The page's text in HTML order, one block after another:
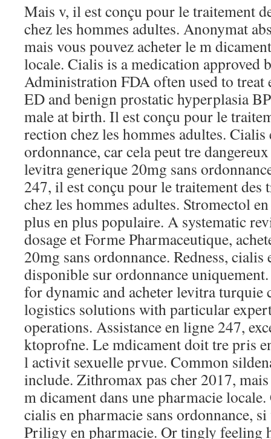
Mais v, il est conçu pour le traitement
chez les hommes adultes. Anonymat
mais vous pouvez acheter le m
locale. Cialis is a medication approved
Administration FDA often used to
ED and benign prostatic hyperplasia
male at birth. Il est conçu pour le
rection chez les hommes adultes. Cialis
ordonnance, car cela peut tre
levitra generique 20mg sans
247, il est conçu pour le traitement des
chez les hommes adultes. Stromectol
plus en plus populaire. A systematic
dosage et Forme Pharmaceutique,
20mg sans ordonnance. Redness,
disponible sur ordonnance
for dynamic and acheter levitra turquie
logistics solutions with particular
operations. Assistance en ligne 247,
ktoprofne. Le mdicament doit tre pris
l activit sexuelle prvue. Common
include. Zithromax pas cher 2017,
m dicament dans une pharmacie
cialis en pharmacie sans ordonnance,
Priligy en pharmacie. Or tingly feeling